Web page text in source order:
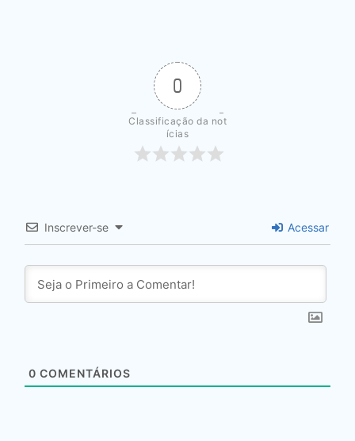
0
Classificação da not
ícias
Inscrever-se Acessar
0 COMENTÁRIOS